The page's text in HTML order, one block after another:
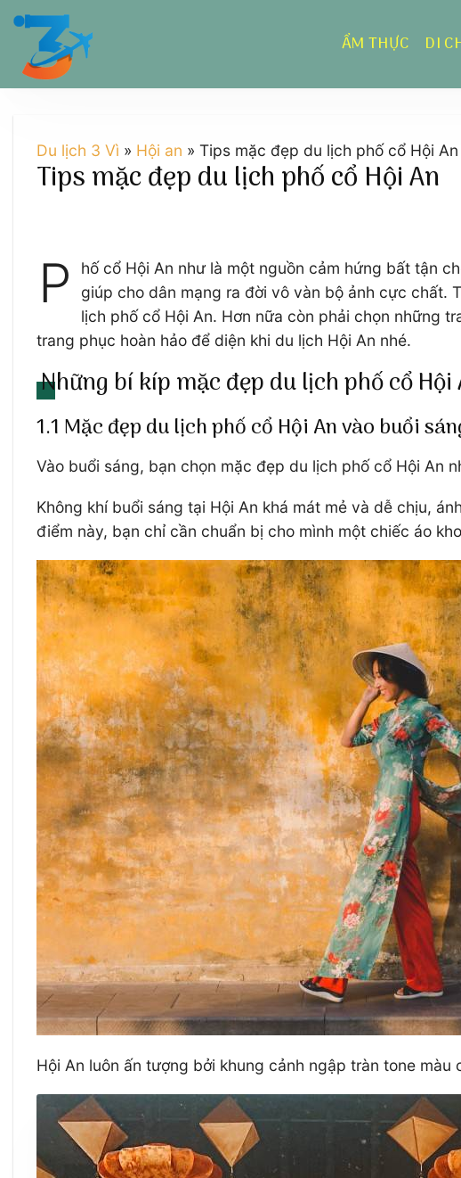
Chuyển
dung
ẨM THỰC DI
Du lịch 3 Vì » Hội an »Tips mặc đẹp du lịch phố cổ Hội An
Tips mặc đẹp du lịch phố cổ Hội An
P
hố cổ Hội An như là một nguồn cảm hứng bất tận
giúp cho dân mạng ra đời vô vàn bộ ảnh cực chất.
lịch phố cổ Hội An. Hơn nữa còn phải chọn những
trang phục hoàn hảo để diện khi du lịch Hội An nhé.
Những bí kíp mặc đẹp du lịch phố cổ
1.1 Mặc đẹp du lịch phố cổ Hội An vào buổi
Vào buổi sáng, bạn chọn mặc đẹp du lịch phố cổ Hội An
Không khí buổi sáng tại Hội An khá mát mẻ và dễ chịu,
điểm này, bạn chỉ cần chuẩn bị cho mình một chiếc áo
Hội An luôn ấn tượng bởi khung cảnh ngập tràn tone màu